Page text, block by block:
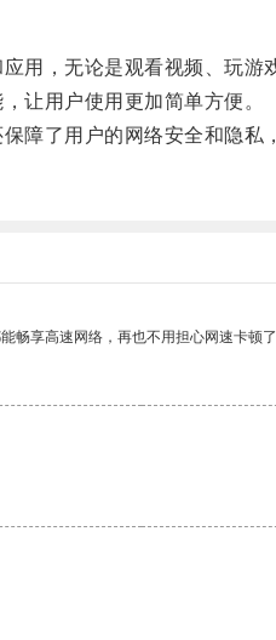
，无论是观看视频、玩游
用户使用更加简单方便。
了用户的网络安全和隐私
畅享高速网络，再也不用担心网速卡顿了